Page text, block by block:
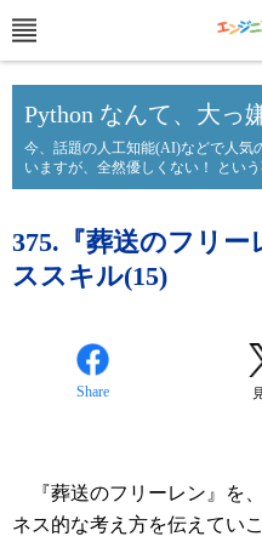
Python なんて、大っ
今、話題の人工知能(AI)などで人気
いますが、全然優しくない！ とい
375.『葬送のフリ
ススキル(15)
Share
『葬送のフリーレン』を
ネス的な考え方を伝えてい